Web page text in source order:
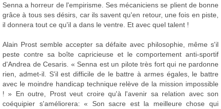
Senna a horreur de l'empirisme. Ses mécaniciens se plient de bonne
grâce à tous ses désirs, car ils savent qu'en retour, une fois en piste,
il donnera tout ce qu'il a dans le ventre. Et avec quel talent !
Alain Prost semble accepter sa défaite avec philosophie, même s'il
peste contre sa boîte capricieuse et le comportement anti-sportif
d'Andrea de Cesaris. « Senna est un pilote très fort qui ne pardonne
rien, admet-il. S'il est difficile de le battre à armes égales, le battre
avec le moindre handicap technique relève de la mission impossible
! » En outre, Prost veut croire qu'à l'avenir sa relation avec son
coéquipier s'améliorera: « Son sacre est la meilleure chose qui